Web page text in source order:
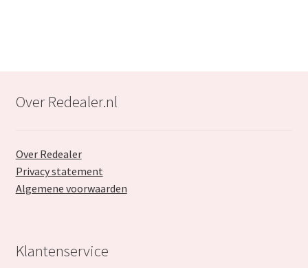
Over Redealer.nl
Over Redealer
Privacy statement
Algemene voorwaarden
Klantenservice